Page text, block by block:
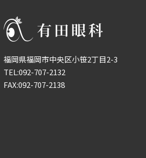
福岡県福岡市中央区小笹2丁目2-3
TEL:092-707-2132
FAX:092-707-2138